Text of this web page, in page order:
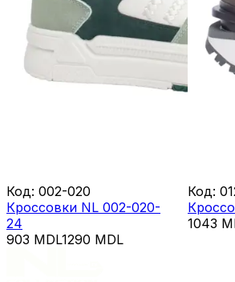
Код: 002-020
Кроссовки NL 002-020-
24
903 MDL1290 MDL
Код:
1043